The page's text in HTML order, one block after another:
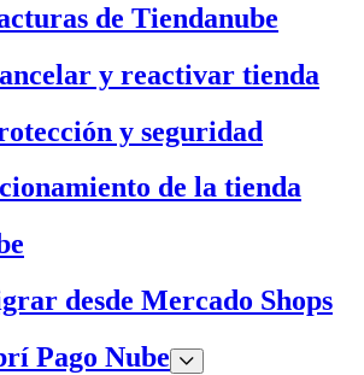
de Tiendanube
y reactivar tienda
y seguridad
de la tienda
desde Mercado Shops
Pago Nube